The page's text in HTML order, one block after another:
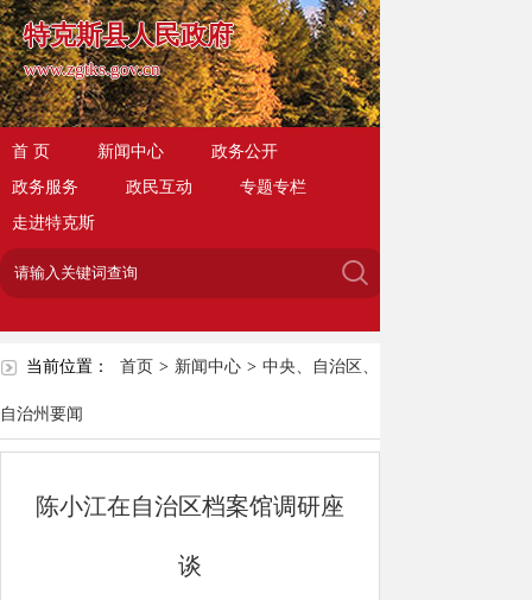
特克斯县人民政府
www.zgtks.gov.cn
首 页 新闻中心
政务公开
政务服务
政民互动
专题专栏
走进特克斯
当前位置： 首页 > 新闻中心 > 中央、自治区、
自治州要闻
陈小江在自治区档案馆调研座
谈